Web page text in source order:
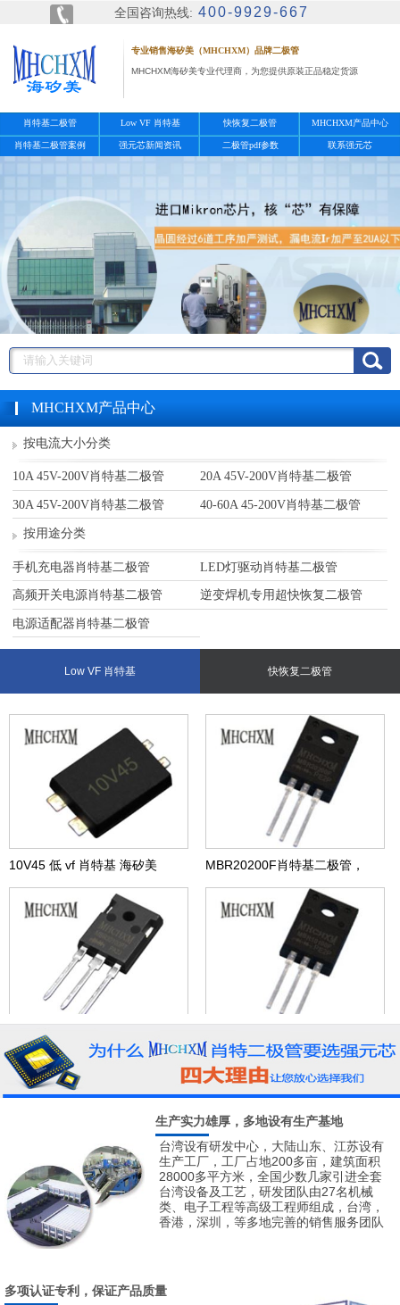
全国咨询热线: 400-9929-667
专业销售海矽美（MHCHXM）品牌二极管
MHCHXM海矽美专业代理商，为您提供原装正品稳定货源
肖特基二极管 Low VF 肖特基 快恢复二极管 MHCHXM产品中心
肖特基二极管案例 强元芯新闻资讯 二极管pdf参数 联系强元芯
MHCHXM产品中心
按电流大小分类
10A 45V-200V肖特基二极管 20A 45V-200V肖特基二极管
30A 45V-200V肖特基二极管 40-60A 45-200V肖特基二极管
按用途分类
手机充电器肖特基二极管 LED灯驱动肖特基二极管
高频开关电源肖特基二极管 逆变焊机专用超快恢复二极管
电源适配器肖特基二极管
Low VF 肖特基 快恢复二极管
10V45 低 vf 肖特基 海矽美
MBR20200F肖特基二极管，
MHCHXM品牌
MBR30100PT肖特基二极管
MHCHXM品牌
MBR10100F肖特基二极管，
MHCHXM品牌
生产实力雄厚，多地设有生产基地
台湾设有研发中心，大陆山东、江苏设有
生产工厂，工厂占地200多亩，建筑面积
28000多平方米，全国少数几家引进全套
台湾设备及工艺，研发团队由27名机械
类、电子工程等高级工程师组成，台湾，
香港，深圳，等多地完善的销售服务团队
多项认证专利，保证产品质量